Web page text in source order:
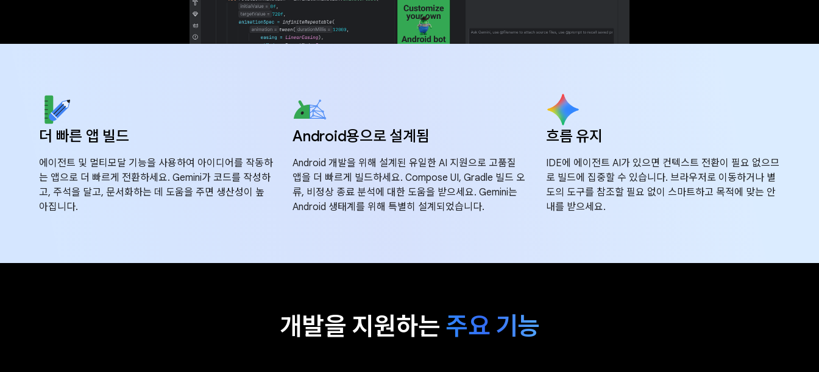
더 빠른 앱 빌드
에이전트 및 멀티모달 기능을 사용하여 아이디어를 작동하
는 앱으로 더 빠르게 전환하세요. Gemini가 코드를 작성하
고, 주석을 달고, 문서화하는 데 도움을 주면 생산성이 높
아집니다.
Android용으로 설계됨
Android 개발을 위해 설계된 유일한 AI 지원으로 고품질
앱을 더 빠르게 빌드하세요. Compose UI, Gradle 빌드 오
류, 비정상 종료 분석에 대한 도움을 받으세요. Gemini는
Android 생태계를 위해 특별히 설계되었습니다.
흐름 유지
IDE에 에이전트 AI가 있으면 컨텍스트 전환이 필요 없으므
로 빌드에 집중할 수 있습니다. 브라우저로 이동하거나 별
도의 도구를 참조할 필요 없이 스마트하고 목적에 맞는 안
내를 받으세요.
개발을 지원하는 주요 기능